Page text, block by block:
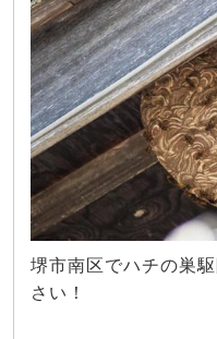
堺市南区でハチの巣
さい！